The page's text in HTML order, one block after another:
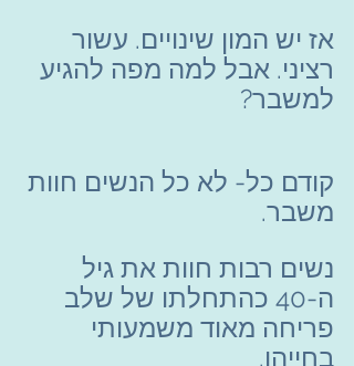
אז יש המון שינויים. עשור
רציני. אבל למה מפה להגיע
למשבר?
קודם כל- לא כל הנשים חוות
משבר.
נשים רבות חוות את גיל
ה-40 כהתחלתו של שלב
פריחה מאוד משמעותי
בחייהן.